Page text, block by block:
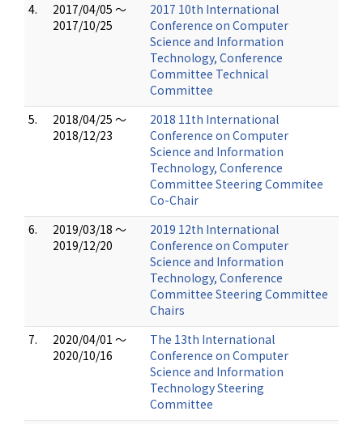
4.
2017/04/05 ～
2017/10/25
2017 10th International
Conference on Computer
Science and Information
Technology, Conference
Committee Technical
Committee
5.
2018/04/25 ～
2018/12/23
2018 11th International
Conference on Computer
Science and Information
Technology, Conference
Committee Steering Commitee
Co-Chair
6.
2019/03/18 ～
2019/12/20
2019 12th International
Conference on Computer
Science and Information
Technology, Conference
Committee Steering Committee
Chairs
7.
2020/04/01 ～
2020/10/16
The 13th International
Conference on Computer
Science and Information
Technology Steering
Committee